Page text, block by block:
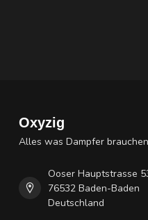
Oxyzig
Alles was Dampfer brauchen
Ooser Hauptstrasse
76532 Baden-Baden
Deutschland